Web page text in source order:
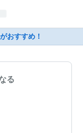
おすすめ！
る